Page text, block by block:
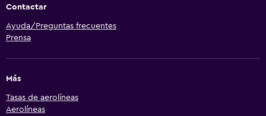
Contactar
Ayuda/Preguntas frecuentes
Prensa
Más
Tasas de aerolíneas
Aerolíneas